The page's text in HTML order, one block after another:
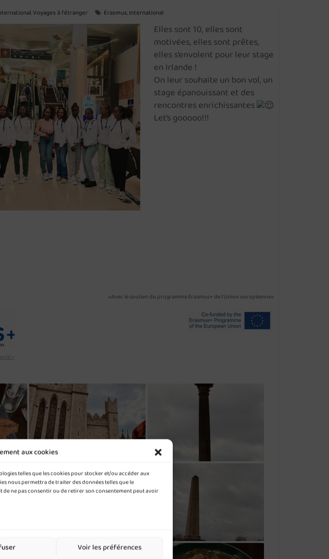
aux cookies
telles que les cookies pour stocker et/ou accéder aux
nous permettra de traiter des données telles que le
ne pas consentir ou de retirer son consentement peut avoir
Voir les préférences
,Voyages à l'étranger Erasmus, International
Elles sont 10, elles sont
motivées, elles sont prêtes,
elles s’envolent pour leur stage
en Irlande !
On leur souhaite un bon vol, un
stage épanouissant et des
rencontres enrichissantes
Let’s gooooo!!!
«Avec le soutien du programme Erasmus+ de l’Union européenne»
»